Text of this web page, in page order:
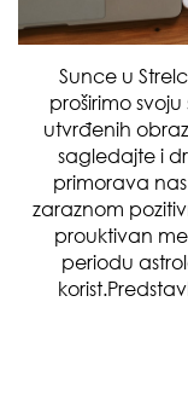
Sunce u
proširimo
utvrđenih
sagledajte i
primorava
zaraznom
prouktivan
periodu